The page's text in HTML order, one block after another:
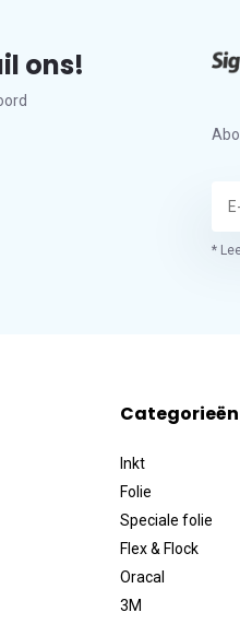
ons!
*
Categorieën
Inkt
Folie
Speciale folie
Flex & Flock
Oracal
3M